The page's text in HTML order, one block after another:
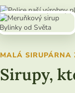
MALÁ SIRUPÁRNA
Sirupy,